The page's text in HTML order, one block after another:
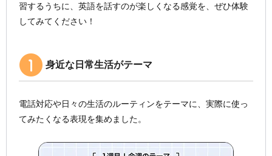
習するうちに、英語を話すのが楽しくなる感覚を、ぜひ体験
してみてください！
身近な日常生活がテーマ
電話対応や日々の生活のルーティンをテーマに、実際に使っ
てみたくなる表現を集めました。